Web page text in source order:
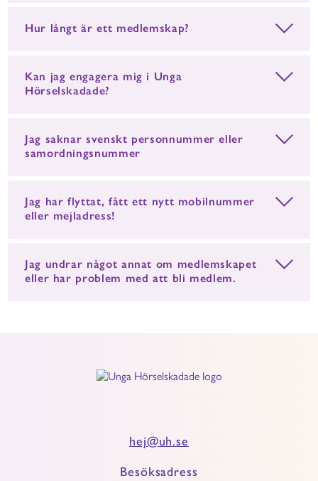
Hur långt är ett medlemskap?
Kan jag engagera mig i Unga
Hörselskadade?
Jag saknar svenskt personnummer eller
samordningsnummer
Jag har flyttat, fått ett nytt mobilnummer
eller mejladress!
Jag undrar något annat om medlemskapet
eller har problem med att bli medlem.
hej@uh.se
Besöksadress